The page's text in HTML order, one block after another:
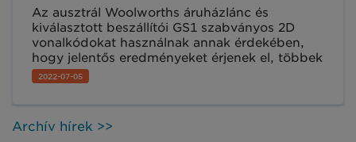
Az ausztrál Woolworths áruházlánc és
kiválasztott beszállítói GS1 szabványos 2D
vonalkódokat használnak annak érdekében,
hogy jelentős eredményeket érjenek el, többek
között az élelmiszerbiztonság növelését és az
kódok bevezetésének tapasztalatairól
olvashatnak.
2022-07-05
Archív hírek >>